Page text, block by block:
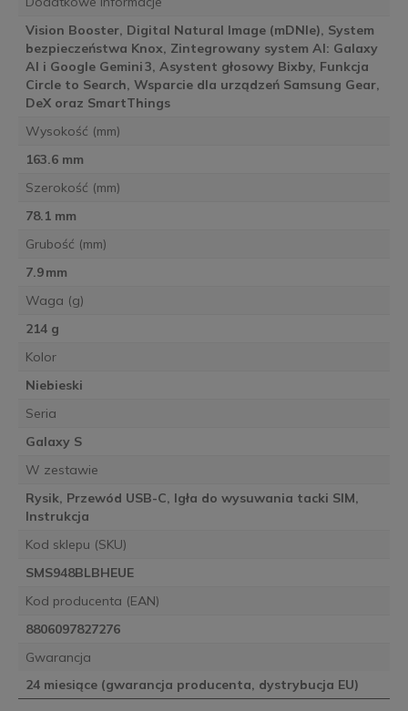
Vision Booster, Digital Natural Image (mDNIe), System
bezpieczeństwa Knox, Zintegrowany system AI: Galaxy
AI i Google Gemini 3, Asystent głosowy Bixby, Funkcja
Circle to Search, Wsparcie dla urządzeń Samsung Gear,
DeX oraz SmartThings
Wysokość (mm)
163.6 mm
Szerokość (mm)
78.1 mm
Grubość (mm)
7.9 mm
Waga (g)
214 g
Kolor
Niebieski
Seria
Galaxy S
W zestawie
Rysik, Przewód USB-C, Igła do wysuwania tacki SIM,
Instrukcja
Kod sklepu (SKU)
SMS948BLBHEUE
Kod producenta (EAN)
8806097827276
Gwarancja
24 miesiące (gwarancja producenta, dystrybucja EU)